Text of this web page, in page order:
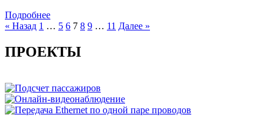
Подробнее
« Назад 1 … 5 6 7 8 9 … 11 Далее »
ПРОЕКТЫ